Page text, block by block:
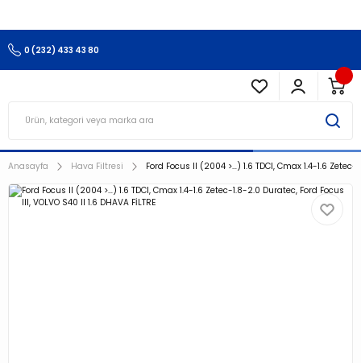
0 (232) 433 43 80
Anasayfa Hava Filtresi Ford Focus II (2004 >…) 1.6 TDCI, Cmax 1.4-1.6 Zetec-